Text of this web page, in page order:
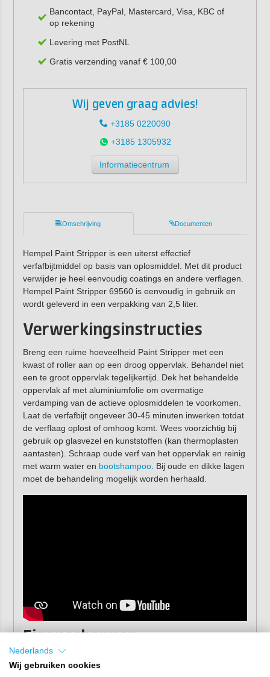
Bancontact, PayPal, Mastercard, Visa, KBC of
op rekening
Levering met PostNL
Gratis verzending vanaf € 100,00
Wij geven graag advies!
+3185 0220090
+3185 1305932
Informatiecentrum
Omschrijving Documenten
Hempel Paint Stripper is een uiterst effectief
verfafbijtmiddel op basis van oplosmiddel. Met dit product
verwijder je heel eenvoudig coatings en andere verflagen.
Hempel Paint Stripper 69560 is eenvoudig in gebruik en
wordt geleverd in een verpakking van 2,5 liter.
Verwerkingsinstructies
Breng een ruime hoeveelheid Paint Stripper met een
kwast of roller aan op een droog oppervlak. Behandel niet
een te groot oppervlak tegelijkertijd. Dek het behandelde
oppervlak af met aluminiumfolie om overmatige
verdamping van de actieve oplosmiddelen te voorkomen.
Laat de verfafbijt ongeveer 30-45 minuten inwerken totdat
de verflaag oplost of omhoog komt. Wees voorzichtig bij
gebruik op glasvezel en kunststoffen (kan thermoplasten
aantasten). Schraap oude verf van het oppervlak en reinig
met warm water en bootshampoo. Bij oude en dikke lagen
moet de behandeling mogelijk worden herhaald.
Eigenschappen
Kleur:transparant
Nederlands
Wij gebruiken cookies